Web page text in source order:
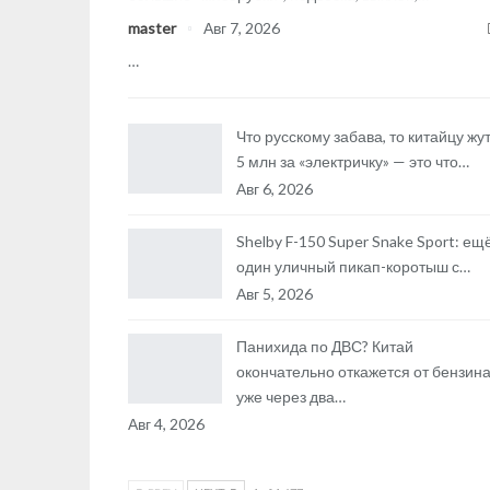
master
Авг 7, 2026
…
Что русскому забава, то китайцу
5 млн за «электричку» — это что…
Авг 6, 2026
Shelby F-150 Super Snake Sport:
один уличный пикап-коротыш с…
Авг 5, 2026
Панихида по ДВС? Китай
окончательно откажется от бензина
уже через два…
Авг 4, 2026